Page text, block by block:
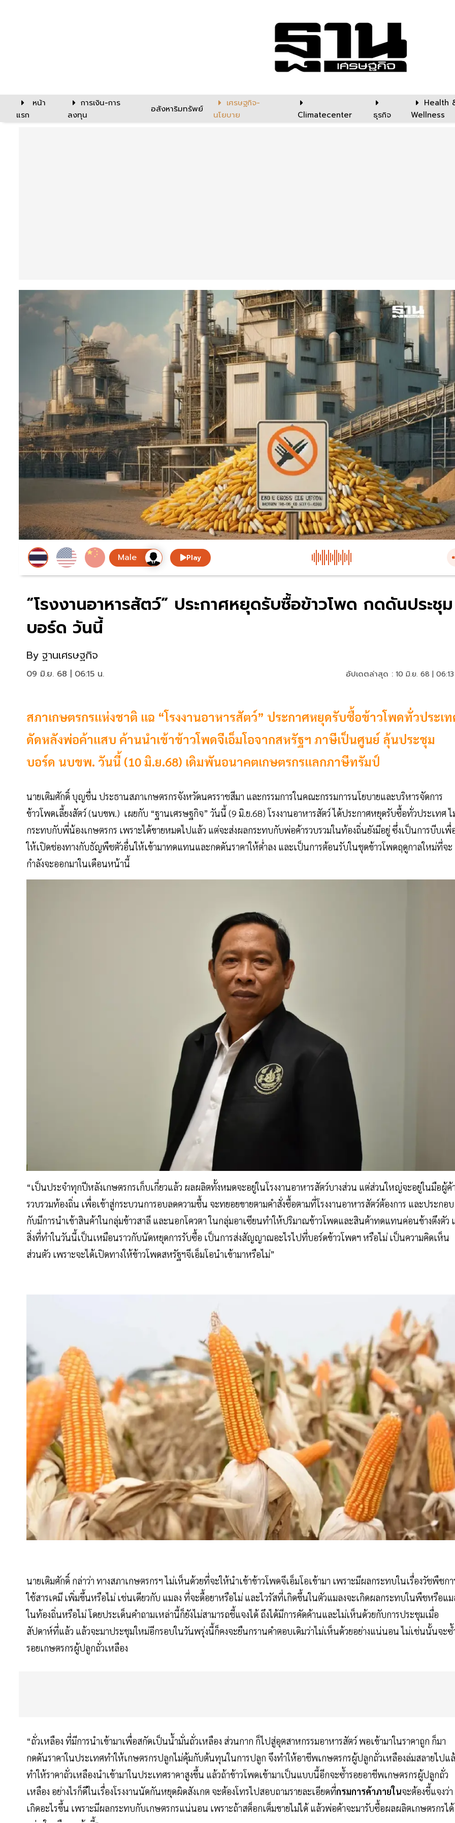
หน้า
แรก
การเงิน-การ
ลงทุน
อสังหาริมทรัพย์
เศรษฐกิจ-
นโยบาย
Climatecenter ธุรกิจ
Health
Wellness
Play
“โรงงานอาหารสัตว์” ประกาศหยุดรับซื้อข้าวโพด กดดันประชุม
บอร์ด วันนี้
By ฐานเศรษฐกิจ
09 มิ.ย. 68 | 06:15 น. อัปเดตล่าสุด : 10 มิ.ย. 68 |
สภาเกษตรกรแห่งชาติ แฉ “โรงงานอาหารสัตว์” ประกาศหยุดรับซื้อข้าวโพดทั่วประเ
ดัดหลังพ่อค้าแสบ ค้านนำเข้าข้าวโพดจีเอ็มโอจากสหรัฐฯ ภาษีเป็นศูนย์ ลุ้นประชุม
บอร์ด นบขพ. วันนี้ (10 มิ.ย.68) เดิมพันอนาคตเกษตรกรแลกภาษีทรัมป์
นายเติมศักดิ์ บุญชื่น ประธานสภาเกษตรกรจังหวัดนครราชสีมา และกรรมการในคณะกรรมการนโยบายและบริหารจัดการ
ข้าวโพดเลี้ยงสัตว์ (นบขพ.) เผยกับ “ฐานเศรษฐกิจ” วันนี้ (9 มิ.ย.68) โรงงานอาหารสัตว์ ได้ประกาศหยุดรับซื้อทั่วประเทศ ไ
กระทบกับพี่น้องเกษตรกร เพราะได้ขายหมดไปแล้ว แต่จะส่งผลกระทบกับพ่อค้ารวบรวมในท้องถิ่นยังมีอยู่ ซึ่งเป็นการบีบเพื่
ให้เปิดช่องทางกับธัญพืชตัวอื่นให้เข้ามาทดแทนและกดดันราคาให้ต่ำลง และเป็นการต้อนรับในชุดข้าวโพดฤดูกาลใหม่ที่จะ
กำลังจะออกมาในเดือนหน้านี้
“เป็นประจำทุกปีหลังเกษตรกรเก็บเกี่ยวแล้ว ผลผลิตทั้งหมดจะอยู่ในโรงงานอาหารสัตว์บางส่วน แต่ส่วนใหญ่จะอยู่ในมือผู้ค้
รวบรวมท้องถิ่น เพื่อเข้าสู่กระบวนการอบลดความชื้น จะทยอยขายตามคำสั่งซื้อตามที่โรงงานอาหารสัตว์ต้องการ และประกอบ
กับมีการนำเข้าสินค้าในกลุ่มข้าวสาลี และนอกโควตา ในกลุ่มอาเซียนทำให้ปริมาณข้าวโพดและสินค้าทดแทนค่อนข้างตึงตัว
สิ่งที่ทำในวันนี้เป็นเหมือนราวกับนัดหยุดการรับซื้อ เป็นการส่งสัญญาณอะไรไปที่บอร์ดข้าวโพดฯ หรือไม่ เป็นความคิดเห็น
ส่วนตัว เพราะจะได้เปิดทางให้ข้าวโพดสหรัฐฯจีเอ็มโอนำเข้ามาหรือไม่”
นายเติมศักดิ์ กล่าว่า ทางสภาเกษตรกรฯ ไม่เห็นด้วยที่จะให้นำเข้าข้าวโพดจีเอ็มโอเข้ามา เพราะมีผลกระทบในเรื่องวัชพืชกา
ใช้สารเคมี เพิ่มขึ้นหรือไม่ เช่นเดียวกับ แมลง ที่จะดื้อยาหรือไม่ และไวรัสที่เกิดขึ้นในตัวแมลงจะเกิดผลกระทบในพืชหรือแม
ในท้องถิ่นหรือไม่ โดยประเด็นคำถามเหล่านี้ก็ยังไม่สามารถชี้แจงได้ ถึงได้มีการคัดค้านและไม่เห็นด้วยกับการประชุมเมื่อ
สัปดาห์ที่แล้ว แล้วจะมาประชุมใหม่อีกรอบในวันพรุ่งนี้ก็คงจะยืนกรานคำตอบเดิมว่าไม่เห็นด้วยอย่างแน่นอน ไม่เช่นนั้นจะซ้
รอยเกษตรกรผู้ปลูกถั่วเหลือง
“ถั่วเหลือง ที่มีการนำเข้ามาเพื่อสกัดเป็นน้ำมั่นถั่วเหลือง ส่วนกาก ก็ไปสู่อุตสาหกรรมอาหารสัตว์ พอเข้ามาในราคาถูก ก็มา
กดดันราคาในประเทศทำให้เกษตรกรปลูกไม่คุ้มกับต้นทุนในการปลูก จึงทำให้อาชีพเกษตรกรผู้ปลูกถั่วเหลืองล่มสลายไปแ
ทำให้ราคาถั่วเหลืองนำเข้ามาในประเทศราคาสูงขึ้น แล้วถ้าข้าวโพดเข้ามาเป็นแบบนี้อีกจะซ้ำรอยอาชีพเกษตรกรผู้ปลูกถั่ว
เหลือง อย่างไรก็ดีในเรื่องโรงงานนัดกันหยุดผิดสังเกต จะต้องโทรไปสอบถามรายละเอียดที่กรมการค้าภายในจะต้องชี้แจงว่า
เกิดอะไรขึ้น เพราะมีผลกระทบกับเกษตรกรแน่นอน เพราะถ้าสต็อกเต็มขายไม่ได้ แล้วพ่อค้าจะมารับซื้อผลผลิตเกษตรกรได้